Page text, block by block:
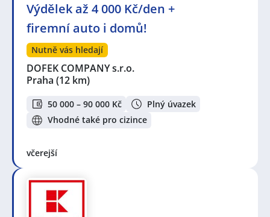
Výdělek až 4 000 Kč/den +
firemní auto i domů!
Nutně vás hledají
DOFEK COMPANY s.r.o.
Praha (12 km)
50 000 – 90 000 Kč
Plný úvazek
Vhodné také pro cizince
včerejší